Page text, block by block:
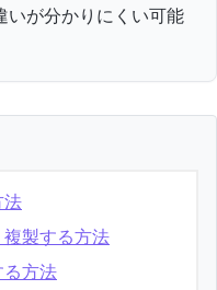
いが分かりにくい可能
製する方法
方法